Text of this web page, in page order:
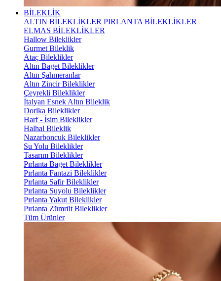
BİLEKLİK
ALTIN BİLEKLİKLER PIRLANTA BİLEKLİKLER
ELMAS BİLEKLİKLER
Hallow Bileklikler
Gurmet Bileklik
Ataç Bileklikler
Altın Baget Bileklikler
Altın Şahmeranlar
Altın Zincir Bileklikler
Çeyrekli Bileklikler
İtalyan Esnek Altın Bileklik
Dorika Bileklikler
Harf - İsim Bileklikler
Halhal Bileklik
Nazarboncuk Bileklikler
Su Yolu Bileklikler
Tasarım Bileklikler
Pırlanta Baget Bileklikler
Pırlanta Fantazi Bileklikler
Pırlanta Safir Bileklikler
Pırlanta Suyolu Bileklikler
Pırlanta Yakut Bileklikler
Pırlanta Zümrüt Bileklikler
Tüm Ürünler